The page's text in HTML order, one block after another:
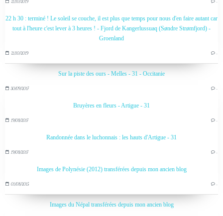
21/10/2019
22 h 30 : terminé ! Le soleil se couche, il est plus que temps pour nous d'en faire autant car
tout à l'heure c'est lever à 3 heures ! - Fjord de Kangerlussuaq (Søndre Strømfjord) -
Groenland
21/10/2019
Sur la piste des ours - Melles - 31 - Occitanie
30/09/2017
Bruyères en fleurs - Artigue - 31
19/08/2017
Randonnée dans le luchonnais : les hauts d'Artigue - 31
19/08/2017
Images de Polynésie (2012) transférées depuis mon ancien blog
01/08/2015
Images du Népal transférées depuis mon ancien blog